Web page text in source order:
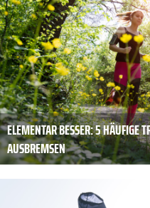
ELEMENTAR BESSER: 5 HÄUFIGE
AUSBREMSEN